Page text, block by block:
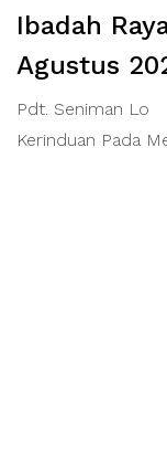
Ibadah
Agustus
Pdt. Seniman Lo
Kerinduan Pada